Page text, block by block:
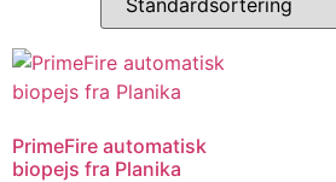
PrimeFire automatisk
biopejs fra Planika